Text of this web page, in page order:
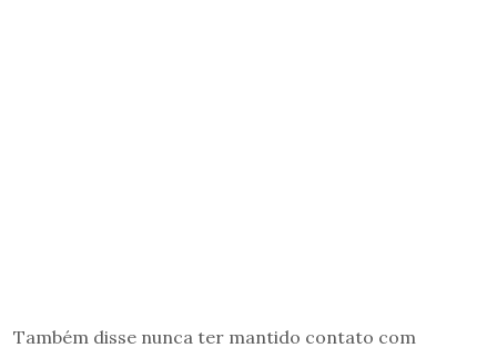
Também disse nunca ter mantido contato com